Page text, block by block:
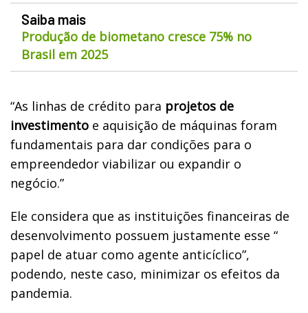
Saiba mais
Produção de biometano cresce 75% no
Brasil em 2025
“As linhas de crédito para projetos de
investimento e aquisição de máquinas foram
fundamentais para dar condições para o
empreendedor viabilizar ou expandir o
negócio.”
Ele considera que as instituições financeiras de
desenvolvimento possuem justamente esse “
papel de atuar como agente anticíclico”,
podendo, neste caso, minimizar os efeitos da
pandemia.